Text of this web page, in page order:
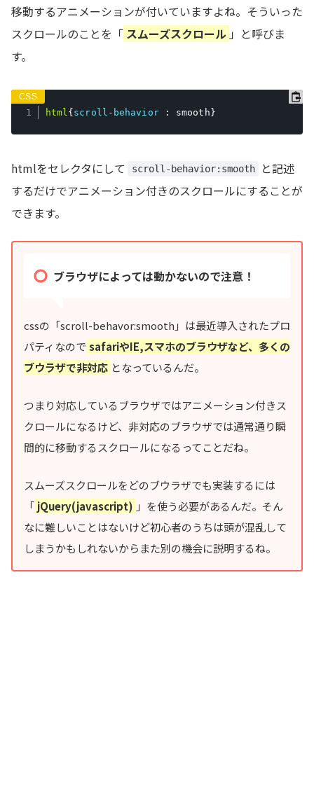
移動するアニメーションが付いていますよね。そういった
スクロールのことを「 スムーズスクロール 」と呼びま
す。
html {scroll-behavior : smooth}
htmlをセレクタにして scroll-behavior:smooth
と記述
するだけでアニメーション付きのスクロールにすることが
できます。
ブラウザによっては動かないので注意！
cssの「scroll-behavor:smooth」は最近導入されたプロ
パティなので safariやIE,スマホのブラウザなど、多くの
ブウラザで非対応 となっているんだ。
つまり対応しているブラウザではアニメーション付きス
クロールになるけど、非対応のブラウザでは通常通り瞬
間的に移動するスクロールになるってことだね。
スムーズスクロールをどのブウラザでも実装するには
「 jQuery(javascript) 」を使う必要があるんだ。そん
なに難しいことはないけど初心者のうちは頭が混乱して
しまうかもしれないからまた別の機会に説明するね。